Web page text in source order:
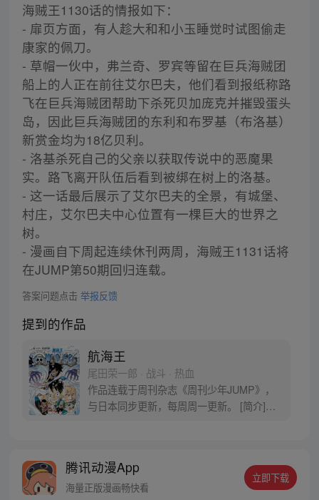
海贼王1130话的情报如下：
- 扉页方面，有人趁大和和小玉睡觉时试图偷走
康家的佩刀。
- 草帽一伙中，弗兰奇、罗宾等留在巨兵海贼团
船上的人正在前往艾尔巴夫，他们看到报纸称路
飞在巨兵海贼团帮助下杀死贝加庞克并摧毁蛋头
岛，因此巨兵海贼团的东利和布罗基（布洛基）
新赏金均为18亿贝利。
- 洛基杀死自己的父亲以获取传说中的恶魔果
实。路飞离开队伍后看到被绑在树上的洛基。
- 这一话最后展示了艾尔巴夫的全景，有城堡、
村庄，艾尔巴夫中心位置有一棵巨大的世界之
树。
- 漫画自下周起连续休刊两周，海贼王1131话将
在JUMP第50期回归连载。
答案问题点击 举报反馈
提到的作品
航海王
尾田荣一郎 · 战斗 · 热血
作品连载于周刊杂志《周刊少年JUMP》，
与日本同步更新，每周周一更新。 [简介]有
十年后，路飞为实现与因救他而断臂的杰克
斯的约定而出海，开始了以成为海盗王为目
腾讯动漫App
海量正版漫画畅快看
立即下载